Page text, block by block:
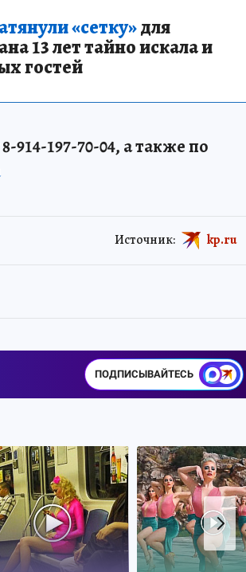
«сетку»для
13 лет тайно искала и
гостей
197-70-04, а также по
Источник: kp.ru
ПОДПИСЫВАЙТЕСЬ